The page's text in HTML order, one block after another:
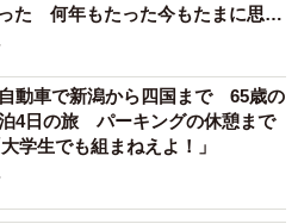
ところをマンツーマンで教え
けるご家庭が多いようです」
師に来てもらうとなると、1時
として月3万～5万円ほど。年間
費用が上乗せされることにな
た 何年もたった今もたまに思い
動車で新潟から四国まで 65歳の
4日の旅 パーキングの休憩まで
学生でも組まねえよ！」